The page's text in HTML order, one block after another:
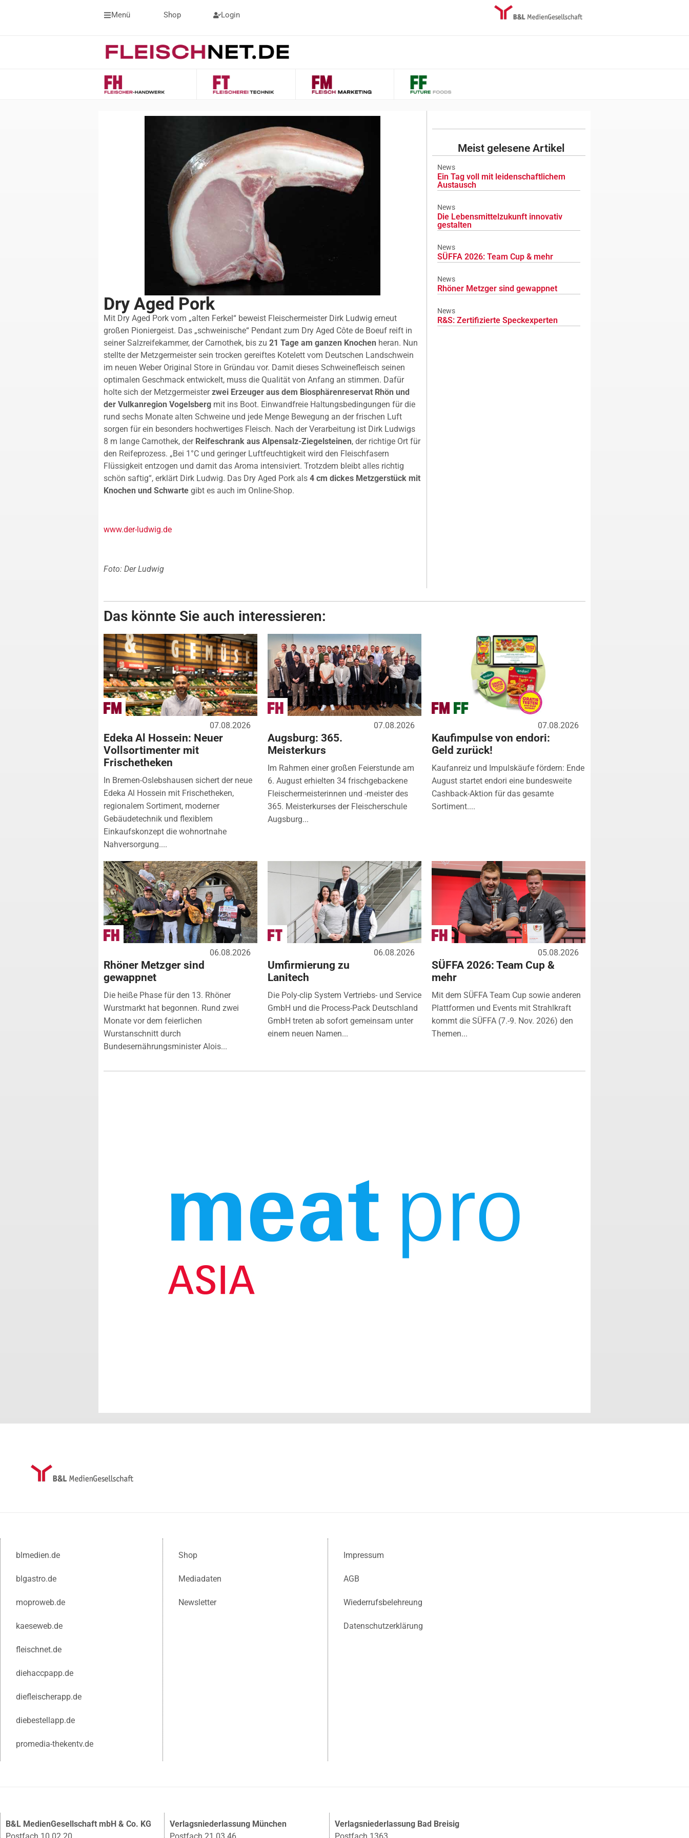
Menü Shop Login
Dry Aged Pork
Mit Dry Aged Pork vom „alten Ferkel“ beweist Fleischermeister Dirk Ludwig erneut
großen Pioniergeist. Das „schweinische“ Pendant zum Dry Aged Côte de Boeuf reift in
seiner Salzreifekammer, der Carnothek, bis zu 21 Tage am ganzen Knochen heran. Nun
stellte der Metzgermeister sein trocken gereiftes Kotelett vom Deutschen Landschwein
im neuen Weber Original Store in Gründau vor. Damit dieses Schweinefleisch seinen
optimalen Geschmack entwickelt, muss die Qualität von Anfang an stimmen. Dafür
holte sich der Metzgermeisterzwei Erzeuger aus dem Biosphärenreservat Rhön und
der Vulkanregion Vogelsberg mit ins Boot. Einwandfreie Haltungsbedingungen für die
rund sechs Monate alten Schweine und jede Menge Bewegung an der frischen Luft
sorgen für ein besonders hochwertiges Fleisch. Nach der Verarbeitung ist Dirk Ludwigs
8 m lange Carnothek, der Reifeschrank aus Alpensalz-Ziegelsteinen, der richtige Ort für
den Reifeprozess. „Bei 1°C und geringer Luftfeuchtigkeit wird den Fleischfasern
Flüssigkeit entzogen und damit das Aroma intensiviert. Trotzdem bleibt alles richtig
schön saftig“, erklärt Dirk Ludwig. Das Dry Aged Pork als 4 cm dickes Metzgerstück mit
Knochen und Schwarte gibt es auch im Online-Shop.
www.der-ludwig.de
Foto: Der Ludwig
Meist gelesene Artikel
News
Ein Tag voll mit leidenschaftlichem
Austausch
News
Die Lebensmittelzukunft innovativ
gestalten
News
SÜFFA 2026: Team Cup & mehr
News
Rhöner Metzger sind gewappnet
News
R&S: Zertifizierte Speckexperten
Das könnte Sie auch interessieren:
07.08.2026
Edeka Al Hossein: Neuer
Vollsortimenter mit
Frischetheken
In Bremen-Oslebshausen sichert der neue
Edeka Al Hossein mit Frischetheken,
regionalem Sortiment, moderner
Gebäudetechnik und flexiblem
Einkaufskonzept die wohnortnahe
Nahversorgung....
07.08.2026
Augsburg: 365.
Meisterkurs
Im Rahmen einer großen Feierstunde am
6. August erhielten 34 frischgebackene
Fleischermeisterinnen und -meister des
365. Meisterkurses der Fleischerschule
Augsburg...
07.08.2026
Kaufimpulse von endori:
Geld zurück!
Kaufanreiz und Impulskäufe fördern: Ende
August startet endori eine bundesweite
Cashback-Aktion für das gesamte
Sortiment....
06.08.2026
Rhöner Metzger sind
gewappnet
Die heiße Phase für den 13. Rhöner
Wurstmarkt hat begonnen. Rund zwei
Monate vor dem feierlichen
Wurstanschnitt durch
Bundesernährungsminister Alois...
06.08.2026
Umfirmierung zu
Lanitech
Die Poly-clip System Vertriebs- und Service
GmbH und die Process-Pack Deutschland
GmbH treten ab sofort gemeinsam unter
einem neuen Namen...
05.08.2026
SÜFFA 2026: Team Cup &
mehr
Mit dem SÜFFA Team Cup sowie anderen
Plattformen und Events mit Strahlkraft
kommt die SÜFFA (7.-9. Nov. 2026) den
Themen...
blmedien.de
blgastro.de
moproweb.de
kaeseweb.de
fleischnet.de
diehaccpapp.de
diefleischerapp.de
diebestellapp.de
promedia-thekentv.de
Shop
Mediadaten
Newsletter
Impressum
AGB
Wiederrufsbelehreung
Datenschutzerklärung
B&L MedienGesellschaft mbH & Co. KG
Postfach 10 02 20
Verlagsniederlassung München
Postfach 21 03 46
Verlagsniederlassung Bad Breisig
Postfach 1363